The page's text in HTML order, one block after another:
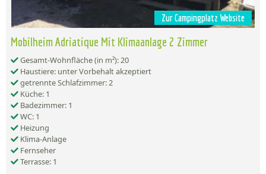
Zur Campingplatz Website
Mobilheim Adriatique Mit Klimaanlage 2 Zimmer
Gesamt-Wohnfläche (in m²): 20
Haustiere: unter Vorbehalt akzeptiert
getrennte Schlafzimmer: 2
Küche: 1
Badezimmer: 1
WC: 1
Heizung
Klima-Anlage
Fernseher
Terrasse: 1